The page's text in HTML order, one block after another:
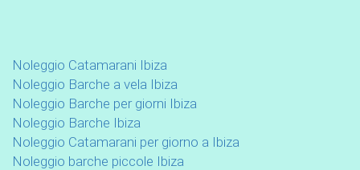
Noleggio Catamarani Ibiza
Noleggio Barche a vela Ibiza
Noleggio Barche per giorni Ibiza
Noleggio Barche Ibiza
Noleggio Catamarani per giorno a Ibiza
Noleggio barche piccole Ibiza